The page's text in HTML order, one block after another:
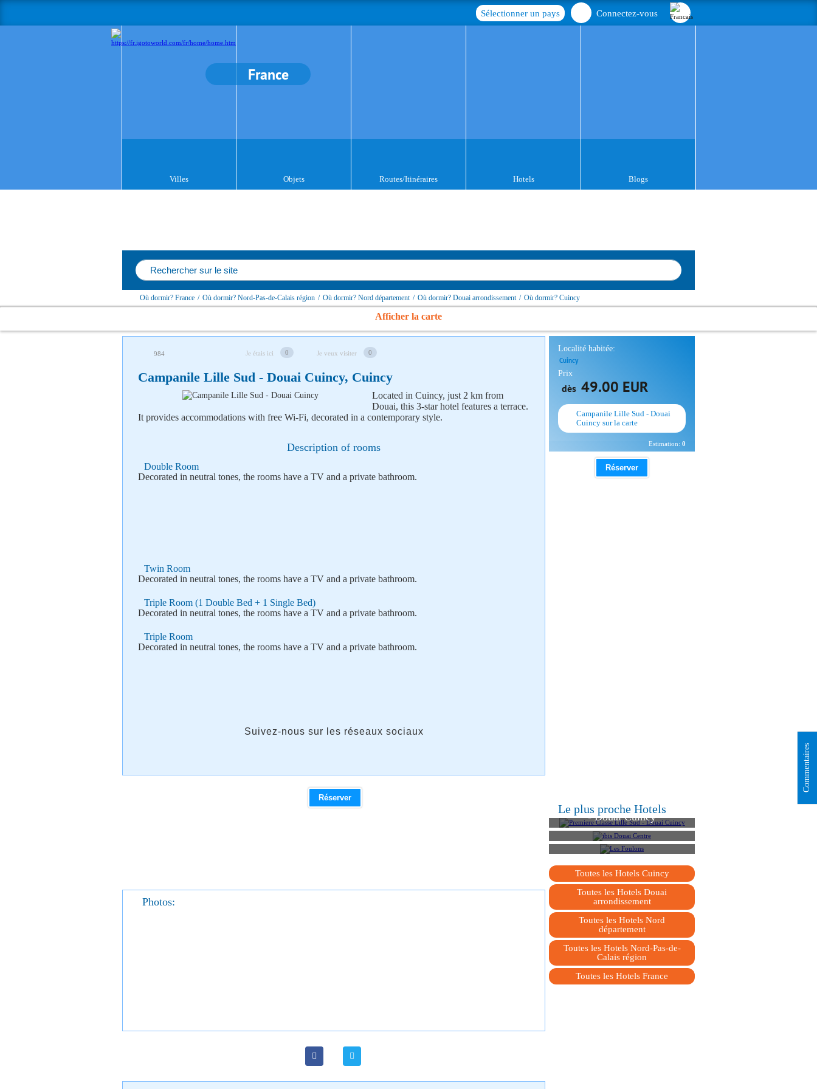
Connectez-vous
Sélectionner un pays
France
Villes Objets Routes/Itinéraires Hotels Blogs
Où dormir? France / Où dormir? Nord-Pas-de-Calais région / Où dormir? Nord département / Où dormir? Douai arrondissement / Où dormir? Cuincy
Afficher la carte
984 Je étais ici 0 Je veux visiter 0
Campanile Lille Sud - Douai Cuincy, Cuincy
Located in Cuincy, just 2 km from
Douai, this 3-star hotel features a terrace.
It provides accommodations with free Wi-Fi, decorated in a contemporary style.
Description of rooms
Double Room
Decorated in neutral tones, the rooms have a TV and a private bathroom.
Twin Room
Decorated in neutral tones, the rooms have a TV and a private bathroom.
Triple Room (1 Double Bed + 1 Single Bed)
Decorated in neutral tones, the rooms have a TV and a private bathroom.
Triple Room
Decorated in neutral tones, the rooms have a TV and a private bathroom.
Suivez-nous sur les réseaux sociaux
Réserver
Photos:
Localité habitée:
Cuincy
Prix
dès 49.00 EUR
Campanile Lille Sud - Douai
Cuincy sur la carte
Estimation: 0
Réserver
Le plus proche Hotels
Premiere Classe Lille Sud
- Douai Cuincy
ibis Douai Centre
Les Foulons
Toutes les Hotels Cuincy
Toutes les Hotels Douai
arrondissement
Toutes les Hotels Nord
département
Toutes les Hotels Nord-Pas-de-
Calais région
Toutes les Hotels France
Commentaires